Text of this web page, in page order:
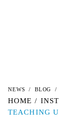
NEWS / BLOG /
HOME /
TEACHING